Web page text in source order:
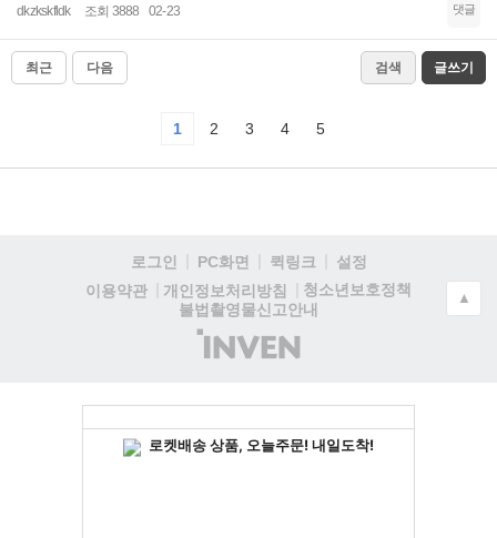
dkzkskfldk 조회 3888 02-23 댓글
최근 다음 검색 글쓰기
1 2 3 4 5
로그인 PC화면 퀵링크
설정
이용약관
개인정보처리방침
청소년보호정책
불법촬영물신고안내
(주)
인
▲